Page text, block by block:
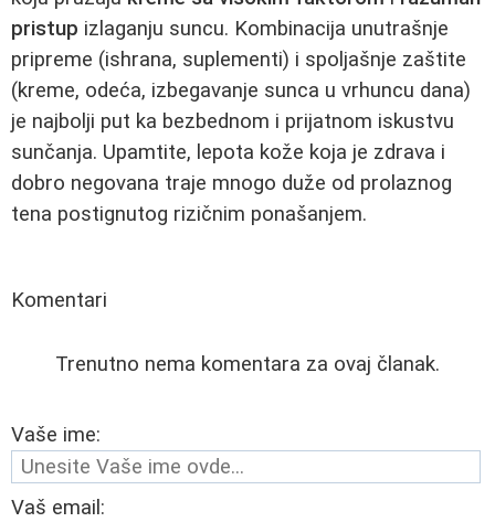
pristup izlaganju suncu. Kombinacija unutrašnje
pripreme (ishrana, suplementi) i spoljašnje zaštite
(kreme, odeća, izbegavanje sunca u vrhuncu dana)
je najbolji put ka bezbednom i prijatnom iskustvu
sunčanja. Upamtite, lepota kože koja je zdrava i
dobro negovana traje mnogo duže od prolaznog
tena postignutog rizičnim ponašanjem.
Komentari
Trenutno nema komentara za ovaj članak.
Vaše ime:
Vaš email: